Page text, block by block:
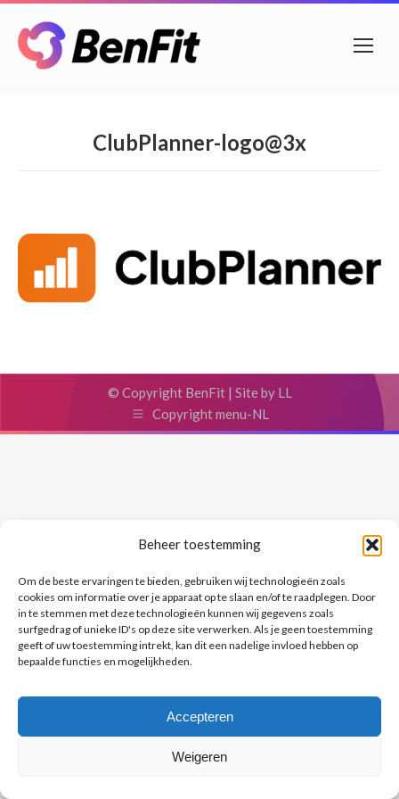
Beheer toestemming
Om de beste ervaringen te bieden, gebruiken wij technologieën zoals
cookies om informatie over je apparaat op te slaan en/of te raadplegen. Door
in te stemmen met deze technologieën kunnen wij gegevens zoals
surfgedrag of unieke ID's op deze site verwerken. Als je geen toestemming
geeft of uw toestemming intrekt, kan dit een nadelige invloed hebben op
bepaalde functies en mogelijkheden.
Accepteren
Weigeren
ClubPlanner-logo@3x
© Copyright BenFit | Site by LL
Copyright menu-NL